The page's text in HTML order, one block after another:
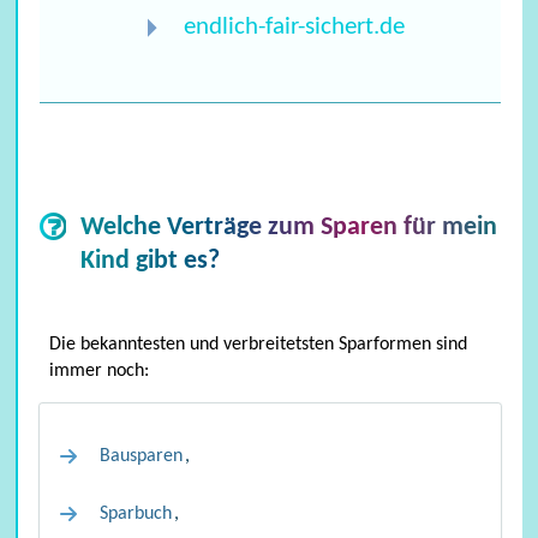
endlich-fair-sichert.de
Welche Verträge zum Sparen für mein
Kind gibt es?
Die bekanntesten und verbreitetsten Sparformen sind
immer noch:
Bausparen,
Sparbuch,